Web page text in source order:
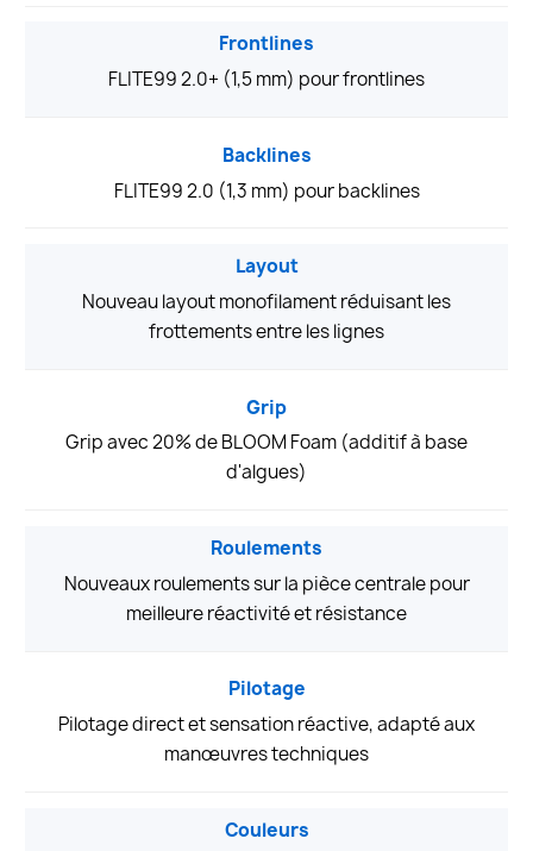
Frontlines
FLITE99 2.0+ (1,5 mm) pour frontlines
Backlines
FLITE99 2.0 (1,3 mm) pour backlines
Layout
Nouveau layout monofilament réduisant les
frottements entre les lignes
Grip
Grip avec 20% de BLOOM Foam (additif à base
d'algues)
Roulements
Nouveaux roulements sur la pièce centrale pour
meilleure réactivité et résistance
Pilotage
Pilotage direct et sensation réactive, adapté aux
manœuvres techniques
Couleurs